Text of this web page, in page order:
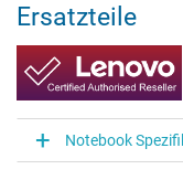
Ersatzteile
Notebook